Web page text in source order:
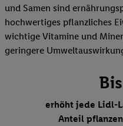
und Samen sind
hochwertiges pflanzliches
wichtige Vitamine und
geringere
erhöht jede Lidl-
Anteil